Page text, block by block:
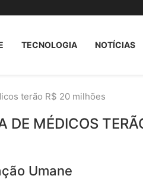
TECNOLOGIA NOTÍCIAS
terão R$ 20 milhões
DE MÉDICOS
Umane